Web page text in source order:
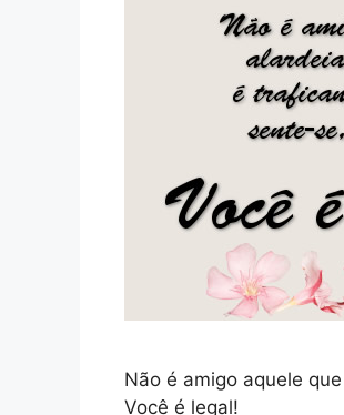
Não é amigo aquele
Você é legal!